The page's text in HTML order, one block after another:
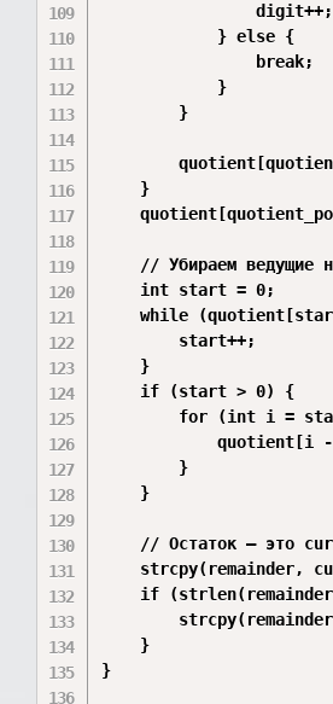
                digit++;
            } else {
                break;
            }
        }
    }
// Убираем ведущие
    int start = 0;
while
        start++;
    }
    if (start > 0) {
for (int i =
quotient[i
        }
    }
// Остаток — это
strcpy(remainder,
if
    }
}